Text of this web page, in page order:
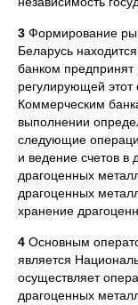
3 Формирование
Беларусь
банком
регулирующей этот
Коммерческим
выполнении
следующие
и ведение счетов в
драгоценных
драгоценных
хранение
4 Основным
является
осуществляет
драгоценных